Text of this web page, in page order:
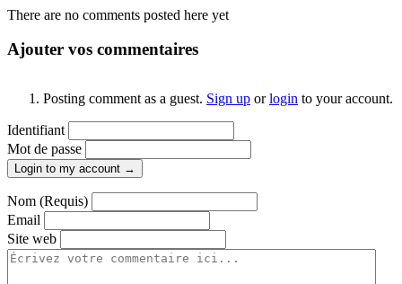
There are no comments posted here yet
Ajouter vos commentaires
Posting comment as a guest. Sign up orlogin to your account.
Identifiant
Mot de passe
Login to my account →
Nom (Requis)
Email
Site web